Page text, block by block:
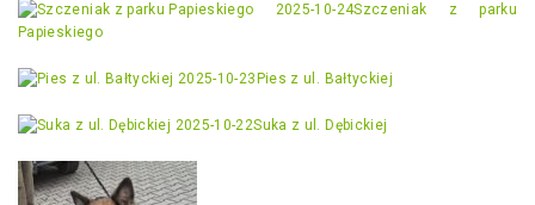
2025-10-24Szczeniak z parku
Papieskiego
2025-10-23 Pies z ul. Bałtyckiej
2025-10-22Suka z ul. Dębickiej